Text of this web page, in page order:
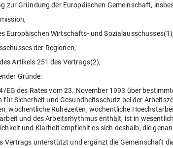
zur Gründung der Europäischen Gemeinschaft,
Europäischen Wirtschafts- und Sozialausschusses(1),
der Regionen,
Artikels 251 des Vertrags(2),
Gründe:
EG des Rates vom 23. November 1993 über
Sicherheit und Gesundheitsschutz bei der
wöchentliche Ruhezeiten, wöchentliche
und des Arbeitsrhythmus enthält, ist in
und Klarheit empfiehlt es sich deshalb, die
Vertrags unterstützt und ergänzt die Gemeinschaft